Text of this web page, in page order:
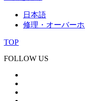
日本語
修理・オーバー
TOP
FOLLOW US